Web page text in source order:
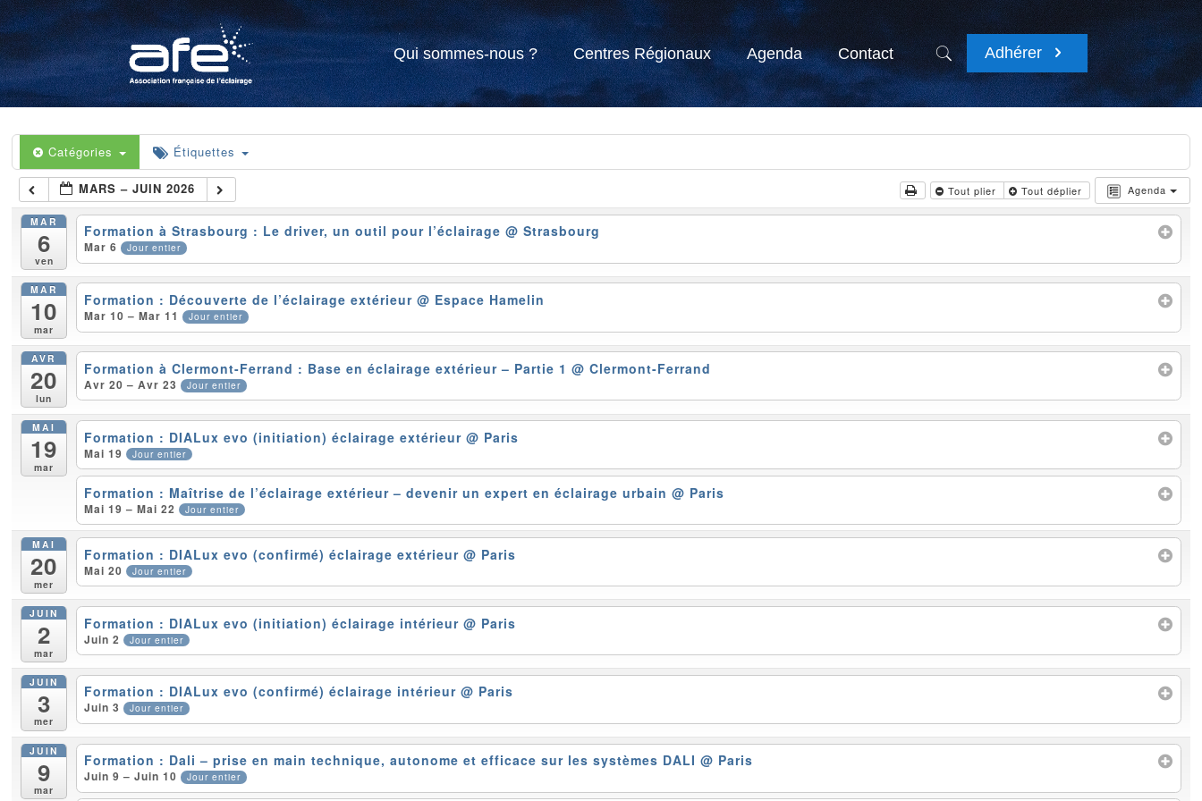
Qui sommes-nous ? Centres Régionaux Agenda Contact Adhérer
Catégories Étiquettes
Agenda
MARS – JUIN 2026 Tout plier Tout déplier
MAR
6
ven
Formation à Strasbourg : Le driver, un outil pour l’éclairage @ Strasbourg
Mar 6 Jour entier
MAR
10
mar
Formation : Découverte de l’éclairage extérieur @ Espace Hamelin
Mar 10 – Mar 11 Jour entier
AVR
20
lun
Formation à Clermont-Ferrand : Base en éclairage extérieur – Partie 1 @ Clermont-Ferrand
Avr 20 – Avr 23 Jour entier
MAI
19
mar
Formation : DIALux evo (initiation) éclairage extérieur @ Paris
Mai 19 Jour entier
Formation : Maîtrise de l’éclairage extérieur – devenir un expert en éclairage urbain @ Paris
Mai 19 – Mai 22 Jour entier
MAI
20
mer
Formation : DIALux evo (confirmé) éclairage extérieur @ Paris
Mai 20 Jour entier
JUIN
2
mar
Formation : DIALux evo (initiation) éclairage intérieur @ Paris
Juin 2 Jour entier
JUIN
3
mer
Formation : DIALux evo (confirmé) éclairage intérieur @ Paris
Juin 3 Jour entier
JUIN
9
mar
Formation : Dali – prise en main technique, autonome et efficace sur les systèmes DALI @ Paris
Juin 9 – Juin 10 Jour entier